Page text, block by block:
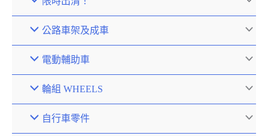
公路車架及成車
電動輔助車
輪組 WHEELS
自行車零件